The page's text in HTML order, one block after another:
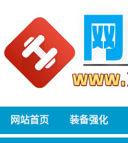
网站首页 装备强化